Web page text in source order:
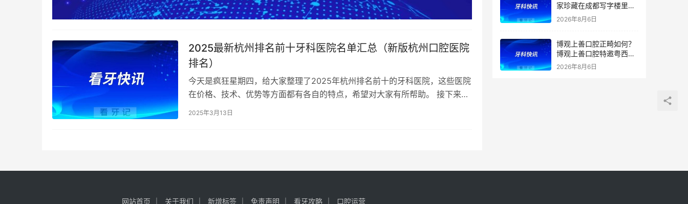
2025最新杭州排名前十牙科医院名单汇总（新版杭州口腔医院
排名）
今天是疯狂星期四，给大家整理了2025年杭州排名前十的牙科医院，这些医院
在价格、技术、优势等方面都有各自的特点，希望对大家有所帮助。 接下来，
切入主题——（更新的2025年新版杭州…
2025年3月13日
家珍藏在成都写字楼里的
技术店
2026年8月6日
博观上善口腔正畸如何？
博观上善口腔特邀粤西正
畸学科带头人兰青教授亲
2026年8月6日
网站首页 关于我们 新增标签 免责声明 看牙攻略 口腔运营